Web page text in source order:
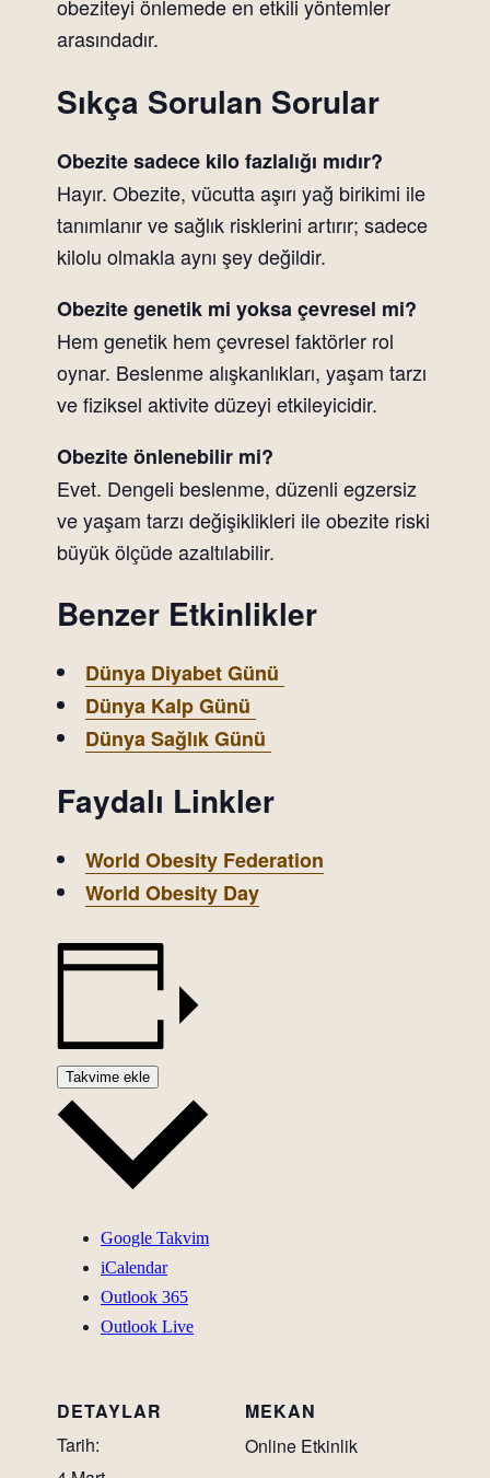
obeziteyi önlemede en etkili yöntemler
arasındadır.
Sıkça Sorulan Sorular
Obezite sadece kilo fazlalığı mıdır?
Hayır. Obezite, vücutta aşırı yağ birikimi ile
tanımlanır ve sağlık risklerini artırır; sadece
kilolu olmakla aynı şey değildir.
Obezite genetik mi yoksa çevresel mi?
Hem genetik hem çevresel faktörler rol
oynar. Beslenme alışkanlıkları, yaşam tarzı
ve fiziksel aktivite düzeyi etkileyicidir.
Obezite önlenebilir mi?
Evet. Dengeli beslenme, düzenli egzersiz
ve yaşam tarzı değişiklikleri ile obezite riski
büyük ölçüde azaltılabilir.
Benzer Etkinlikler
Dünya Diyabet Günü
Dünya Kalp Günü
Dünya Sağlık Günü
Faydalı Linkler
World Obesity Federation
World Obesity Day
Takvime ekle
Google Takvim
iCalendar
Outlook 365
Outlook Live
DETAYLAR
Tarih:
MEKAN
Online Etkinlik